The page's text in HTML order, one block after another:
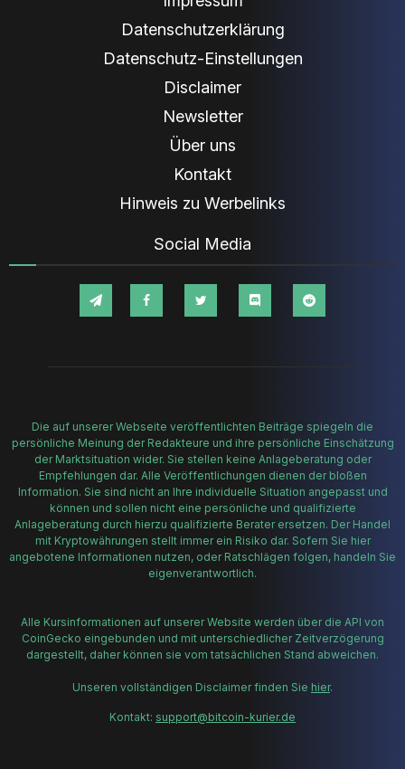
Datenschutzerklärung
Datenschutz-Einstellungen
Disclaimer
Newsletter
Über uns
Kontakt
Hinweis zu Werbelinks
Social Media
Die auf unserer Webseite veröffentlichten Beiträge spiegeln die
persönliche Meinung der Redakteure und ihre persönliche Einschätzung
der Marktsituation wider. Sie stellen keine Anlageberatung oder
Empfehlungen dar. Alle Veröffentlichungen dienen der bloßen
Information. Sie sind nicht an Ihre individuelle Situation angepasst und
können und sollen nicht eine persönliche und qualifizierte
Anlageberatung durch hierzu qualifizierte Berater ersetzen. Der Handel
mit Kryptowährungen stellt immer ein Risiko dar. Sofern Sie hier
angebotene Informationen nutzen, oder Ratschlägen folgen, handeln Sie
eigenverantwortlich.
Alle Kursinformationen auf unserer Website werden über die API von
CoinGecko eingebunden und mit unterschiedlicher Zeitverzögerung
dargestellt, daher können sie vom tatsächlichen Stand abweichen.
Unseren vollständigen Disclaimer finden Sie hier.
Kontakt: support@bitcoin-kurier.de